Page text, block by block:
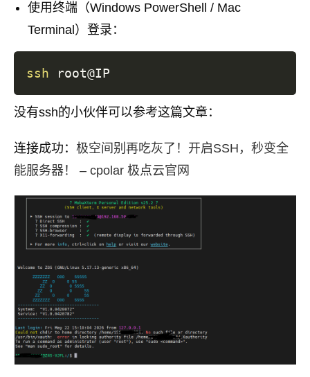
使用终端（Windows PowerShell / Mac
Terminal）登录：
ssh
没有ssh的小伙伴可以参考这篇文章：
连接成功： 极空间别再吃灰了！开启SSH，秒变全
能服务器！ – cpolar 极点云官网